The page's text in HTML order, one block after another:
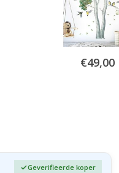
Special
Price
€49,00
Geverifieerde koper